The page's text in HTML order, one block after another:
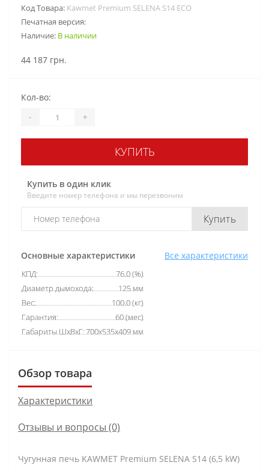
Код Товара: Kawmet Premium SELENA S14 ECO
Печатная версия:
Наличие: В наличии
44 187 грн.
Основные характеристики Все характеристики
КПД:
76.0 (%)
Диаметр дымохода:
125 мм
Вес:
100.0 (кг)
Гарантия:
60 (мес)
Габариты ШхВхГ:700х535х409 мм
Кол-во:
- +
КУПИТЬ
Купить в один клик
Введите номер телефона и мы перезвоним
Купить
Обзор товара
Характеристики
Отзывы и вопросы (0)
Чугунная печь KAWMET Premium SELENA S14 (6,5 kW)